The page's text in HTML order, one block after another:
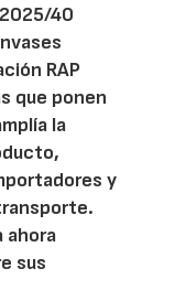
40
RAP
que ponen
la
y
ahora
sus